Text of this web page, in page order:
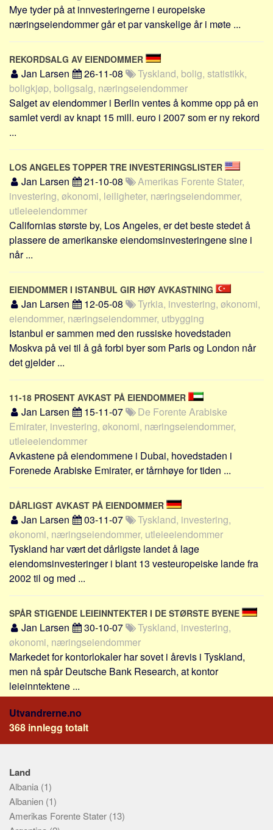
Social sikring
Transport
Aspekter
Kjoep og salg
Økonomi
Jus og regler
Skatter og avgifter
Statistikk
Praktisk
Alle
Meta
Dokumenttyper
Emner
Skribenter
Personer
Steder
Om
Hjelp
Mye tyder på at innvesteringerne i europeiske
næringseiendommer går et par vanskelige år i møte ...
REKORDSALG AV EIENDOMMER
Jan Larsen 26-11-08
Tyskland, bolig, statistikk,
boligkjøp, boligsalg, næringseiendommer
Salget av eiendommer i Berlin ventes å komme opp på en
samlet verdi av knapt 15 mill. euro i 2007 som er ny rekord
...
LOS ANGELES TOPPER TRE INVESTERINGSLISTER
Jan Larsen 21-10-08
Amerikas Forente Stater,
investering, økonomi, leiligheter, næringseiendommer,
utleieeiendommer
Californias største by, Los Angeles, er det beste stedet å
plassere de amerikanske eiendomsinvesteringene sine i
når ...
EIENDOMMER I ISTANBUL GIR HØY AVKASTNING
Jan Larsen 12-05-08
Tyrkia, investering, økonomi,
eiendommer, næringseiendommer, utbygging
Istanbul er sammen med den russiske hovedstaden
Moskva på vei til å gå forbi byer som Paris og London når
det gjelder ...
11-18 PROSENT AVKAST PÅ EIENDOMMER
Jan Larsen 15-11-07
De Forente Arabiske
Emirater, investering, økonomi, næringseiendommer,
utleieeiendommer
Avkastene på eiendommene i Dubai, hovedstaden i
Forenede Arabiske Emirater, er tårnhøye for tiden ...
DÅRLIGST AVKAST PÅ EIENDOMMER
Jan Larsen 03-11-07
Tyskland, investering,
økonomi, næringseiendommer, utleieeiendommer
Tyskland har vært det dårligste landet å lage
eiendomsinvesteringer i blant 13 vesteuropeiske lande fra
2002 til og med ...
SPÅR STIGENDE LEIEINNTEKTER I DE STØRSTE BYENE
Jan Larsen 30-10-07
Tyskland, investering,
økonomi, næringseiendommer
Markedet for kontorlokaler har sovet i årevis i Tyskland,
men nå spår Deutsche Bank Research, at kontor
leieinntektene ...
Utvandrerne.no
368 innlegg totalt
Land
Albania (1)
Albanien (1)
Amerikas Forente Stater (13)